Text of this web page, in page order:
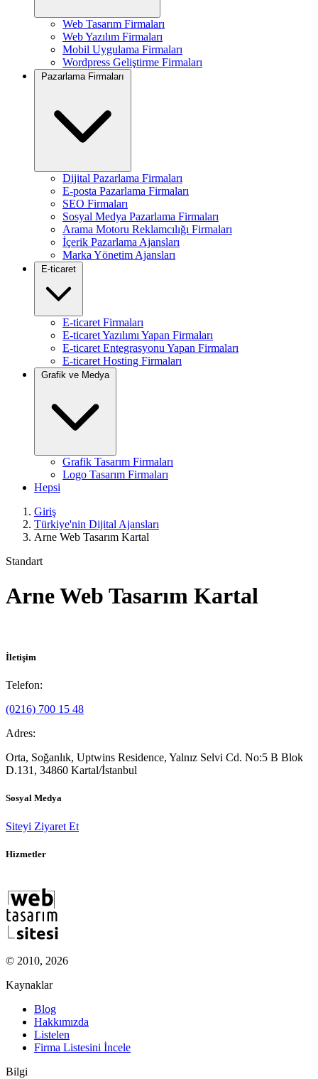
Web Tasarım Firmaları
Web Yazılım Firmaları
Mobil Uygulama Firmaları
Wordpress Geliştirme Firmaları
Pazarlama Firmaları
Dijital Pazarlama Firmaları
E-posta Pazarlama Firmaları
SEO Firmaları
Sosyal Medya Pazarlama Firmaları
Arama Motoru Reklamcılığı Firmaları
İçerik Pazarlama Ajansları
Marka Yönetim Ajansları
E-ticaret
E-ticaret Firmaları
E-ticaret Yazılımı Yapan Firmaları
E-ticaret Entegrasyonu Yapan Firmaları
E-ticaret Hosting Firmaları
Grafik ve Medya
Grafik Tasarım Firmaları
Logo Tasarım Firmaları
Hepsi
Giriş
Türkiye'nin Dijital Ajansları
Arne Web Tasarım Kartal
Standart
Arne Web Tasarım Kartal
İletişim
Telefon:
(0216) 700 15 48
Adres:
Orta, Soğanlık, Uptwins Residence, Yalnız Selvi Cd. No:5 B Blok
D.131, 34860 Kartal/İstanbul
Sosyal Medya
Siteyi Ziyaret Et
Hizmetler
© 2010, 2026
Kaynaklar
Blog
Hakkımızda
Listelen
Firma Listesini İncele
Bilgi